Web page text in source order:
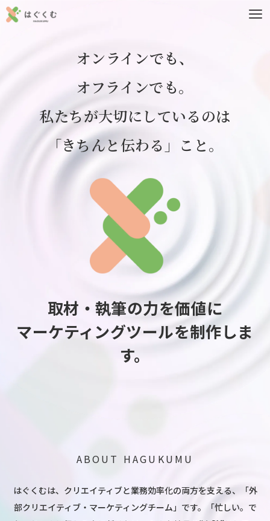
オンラインでも、
オフラインでも。
私たちが大切にしているのは
「きちんと伝わる」こと。
取材・執筆の力を価値に
マーケティングツールを制作しま
す。
ABOUT HAGUKUMU
はぐくむは、クリエイティブと業務効率化の両方を支える、
「外
部クリエイティブ・マーケティングチーム」です。
「忙しい。で